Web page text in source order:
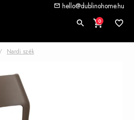
hello@dublinohome.hu
0
/ Nardi szék